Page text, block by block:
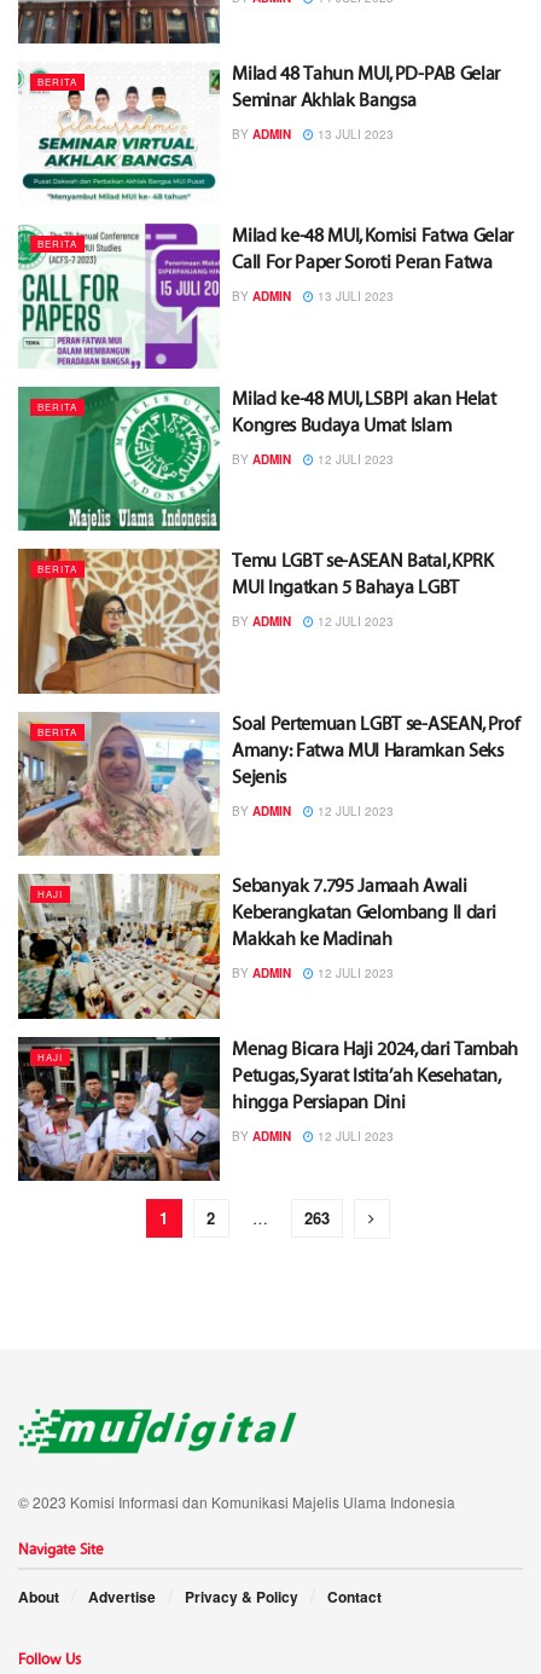
BERITA
Milad 48 Tahun MUI, PD-PAB Gelar
Seminar Akhlak Bangsa
BY ADMIN 13 JULI 2023
BERITA
Milad ke-48 MUI, Komisi Fatwa Gelar
Call For Paper Soroti Peran Fatwa
BY ADMIN 13 JULI 2023
BERITA
Milad ke-48 MUI, LSBPI akan Helat
Kongres Budaya Umat Islam
BY ADMIN 12 JULI 2023
BERITA
Temu LGBT se-ASEAN Batal, KPRK
MUI Ingatkan 5 Bahaya LGBT
BY ADMIN 12 JULI 2023
BERITA
Soal Pertemuan LGBT se-ASEAN, Prof
Amany: Fatwa MUI Haramkan Seks
Sejenis
BY ADMIN 12 JULI 2023
HAJI
Sebanyak 7.795 Jamaah Awali
Keberangkatan Gelombang II dari
Makkah ke Madinah
BY ADMIN 12 JULI 2023
HAJI
Menag Bicara Haji 2024, dari Tambah
Petugas, Syarat Istita’ah Kesehatan,
hingga Persiapan Dini
BY ADMIN 12 JULI 2023
1 2 … 263
© 2023 Komisi Informasi dan Komunikasi Majelis Ulama Indonesia
Navigate Site
About Advertise Privacy & Policy Contact
Follow Us